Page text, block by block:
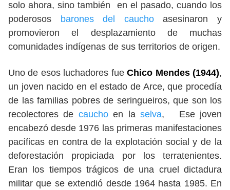
solo ahora, sino también en el pasado, cuando los
poderosos
barones del cauchoasesinaron y
promovieron el desplazamiento de muchas
comunidades indígenas de sus territorios de origen.
Uno de esos luchadores fueChico Mendes (1944),
un joven nacido en el estado de Arce, que procedía
de las familias pobres de seringueiros, que son los
recolectores de cauchoen laselva, Ese joven
encabezó desde 1976 las primeras manifestaciones
pacíficas en contra de la explotación social y de la
deforestación propiciada por los terratenientes.
Eran los tiempos trágicos de una cruel dictadura
militar que se extendió desde 1964 hasta 1985. En